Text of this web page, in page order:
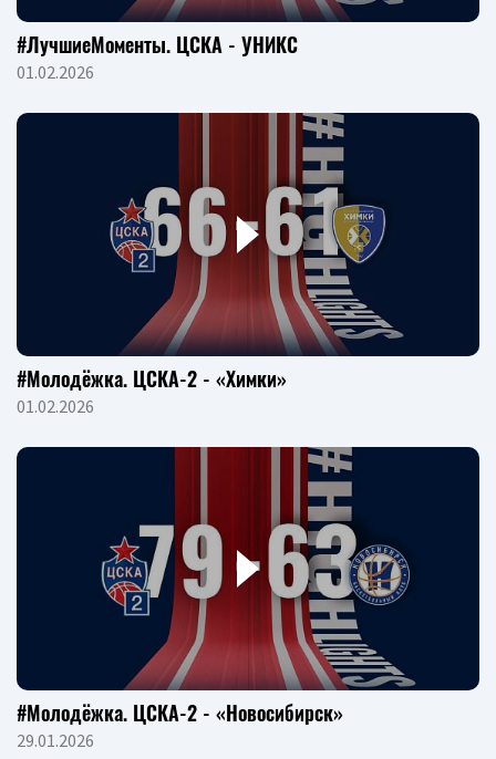
#ЛучшиеМоменты. ЦСКА - УНИКС
01.02.2026
#Молодёжка. ЦСКА-2 - «Химки»
01.02.2026
#Молодёжка. ЦСКА-2 - «Новосибирск»
29.01.2026